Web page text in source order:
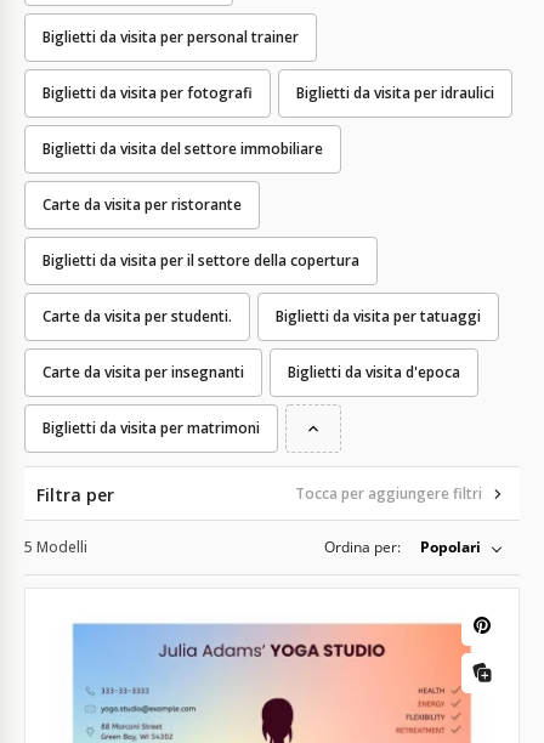
Biglietti da visita per personal trainer
Biglietti da visita per fotografi Biglietti da visita per idraulici
Biglietti da visita del settore immobiliare
Carte da visita per ristorante
Biglietti da visita per il settore della copertura
Carte da visita per studenti. Biglietti da visita per tatuaggi
Carte da visita per insegnanti Biglietti da visita d'epoca
Biglietti da visita per matrimoni
Filtra per Tocca per aggiungere filtri
5 Modelli Ordina per: Popolari